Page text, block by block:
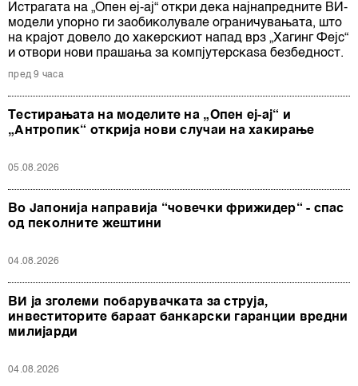
Истрагата на „Опен еј-ај“ откри дека најнапредните ВИ-
модели упорно ги заобиколувале ограничувањата, што
на крајот довело до хакерскиот напад врз „Хагинг Фејс“
и отвори нови прашања за компјутерскаѕа безбедност.
пред 9 часа
Тестирањата на моделите на „Опен еј-ај“ и
„Антропик“ открија нови случаи на хакирање
05.08.2026
Во Јапонија направија “човечки фрижидер“ - спас
од пеколните жештини
04.08.2026
ВИ ја зголеми побарувачката за струја,
инвеститорите бараат банкарски гаранции вредни
милијарди
04.08.2026